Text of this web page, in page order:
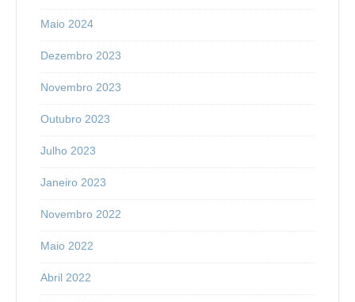
Maio 2024
Dezembro 2023
Novembro 2023
Outubro 2023
Julho 2023
Janeiro 2023
Novembro 2022
Maio 2022
Abril 2022